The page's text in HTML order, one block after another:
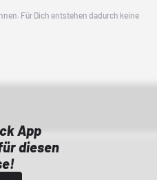
Für Dich entstehen dadurch keine
App
diesen